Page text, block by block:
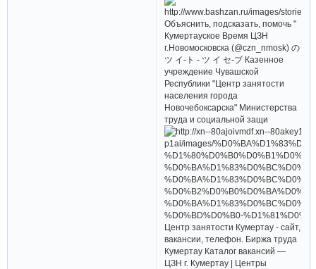
Объяснить, подсказать, помочь "
Кумертауское Время ЦЗН
г.Новомосковска (@czn_nmosk) の
ツ イ-ト - ツ イ セ-ブ Казенное
учреждение Чувашской
Республики "Центр занятости
населения города
Новочебоксарска" Министерства
труда и социальной защи
Центр занятости Кумертау - сайт,
вакансии, телефон. Биржа труда
Кумертау Каталог вакансий —
ЦЗН г. Кумертау | Центры